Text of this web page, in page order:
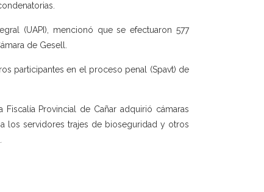
(UAPI), mencionó que se efectuaron 577
de Gesell.
participantes en el proceso penal (Spavt) de
Provincial de Cañar adquirió cámaras
los servidores trajes de bioseguridad y otros